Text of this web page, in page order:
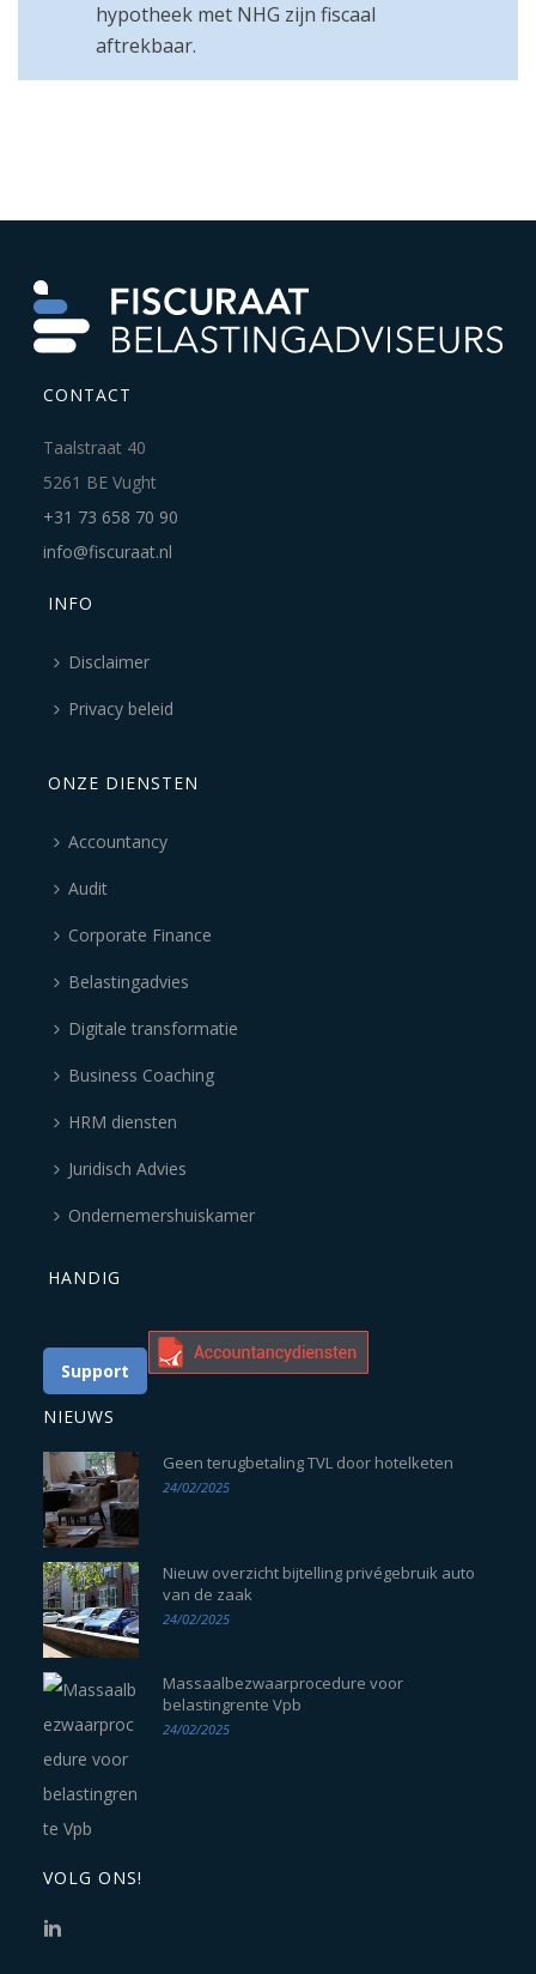
hypotheek met NHG zijn fiscaal
aftrekbaar.
CONTACT
Taalstraat 40
5261 BE Vught
+31 73 658 70 90
info@fiscuraat.nl
INFO
Disclaimer
Privacy beleid
ONZE DIENSTEN
Accountancy
Audit
Corporate Finance
Belastingadvies
Digitale transformatie
Business Coaching
HRM diensten
Juridisch Advies
Ondernemershuiskamer
HANDIG
Support
NIEUWS
Geen terugbetaling TVL door hotelketen
24/02/2025
Nieuw overzicht bijtelling privégebruik auto
van de zaak
24/02/2025
Massaalbezwaarprocedure voor
belastingrente Vpb
24/02/2025
VOLG ONS!